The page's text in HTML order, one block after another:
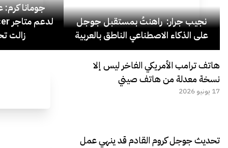
نجيب جرار: راهنتُ بمستقبل جوجل
على الذكاء الاصطناعي الناطق بالعربية
جومانا كرم:
زالت
هاتف ترامب الأمريكي الفاخر ليس إلا
نسخة معدلة من هاتف صيني
17 يونيو 2026
تحديث جوجل كروم القادم قد ينهي عمل